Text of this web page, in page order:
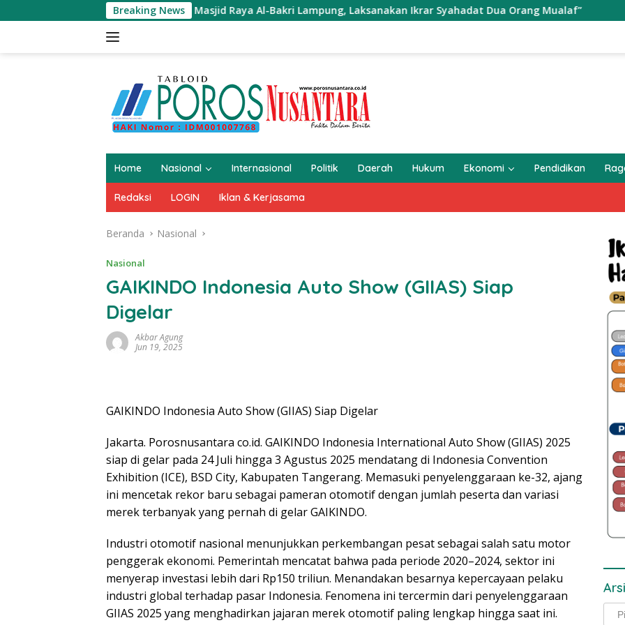
ke
Breaking News
Masjid Raya Al-Bakri Lampung, Laksanakan Ikrar Syahadat Dua Orang Mualaf” Warga
Home Nasional Internasional Politik Daerah Hukum Ekonomi Pendidikan
Redaksi LOGIN Iklan & Kerjasama
Beranda Nasional
Nasional
GAIKINDO Indonesia Auto Show (GIIAS) Siap
Digelar
Akbar Agung
Jun 19, 2025
GAIKINDO Indonesia Auto Show (GIIAS) Siap Digelar
Jakarta. Porosnusantara co.id. GAIKINDO Indonesia International Auto Show (GIIAS) 2025
siap di gelar pada 24 Juli hingga 3 Agustus 2025 mendatang di Indonesia Convention
Exhibition (ICE), BSD City, Kabupaten Tangerang. Memasuki penyelenggaraan ke-32, ajang
ini mencetak rekor baru sebagai pameran otomotif dengan jumlah peserta dan variasi
merek terbanyak yang pernah di gelar GAIKINDO.
Industri otomotif nasional menunjukkan perkembangan pesat sebagai salah satu motor
penggerak ekonomi. Pemerintah mencatat bahwa pada periode 2020–2024, sektor ini
menyerap investasi lebih dari Rp150 triliun. Menandakan besarnya kepercayaan pelaku
industri global terhadap pasar Indonesia. Fenomena ini tercermin dari penyelenggaraan
GIIAS 2025 yang menghadirkan jajaran merek otomotif paling lengkap hingga saat ini.
Arsip